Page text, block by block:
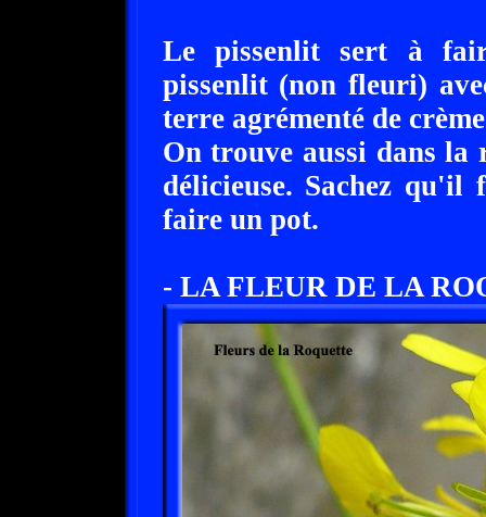
Le pissenlit sert à
pissenlit (non fleuri)
terre agrémenté de
On trouve aussi dans la
délicieuse. Sachez
faire un pot.
- LA FLEUR DE LA